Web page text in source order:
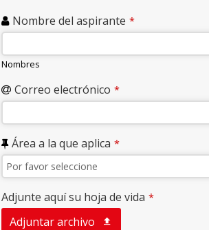
Nombre del aspirante *
Nombres
Correo electrónico *
Área a la que aplica *
Adjunte aquí su hoja de vida *
Adjuntar archivo